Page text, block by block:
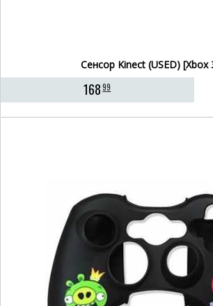
Сенсор Kinect (USED) [Xbox
16899